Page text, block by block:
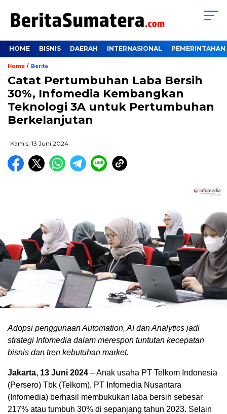
HOME BISNIS DAERAH INTERNASIONAL PEMERINTAHAN
Home / Berita
Catat Pertumbuhan Laba Bersih
30%, Infomedia Kembangkan
Teknologi 3A untuk Pertumbuhan
Berkelanjutan
Kamis, 13 Juni 2024
Adopsi penggunaan Automation, AI dan Analytics jadi
strategi Infomedia dalam merespon tuntutan kecepatan
bisnis dan tren kebutuhan market.
Jakarta, 13 Juni 2024 – Anak usaha PT Telkom Indonesia
(Persero) Tbk (Telkom), PT Infomedia Nusantara
(Infomedia) berhasil membukukan laba bersih sebesar
217% atau tumbuh 30% di sepanjang tahun 2023. Selain